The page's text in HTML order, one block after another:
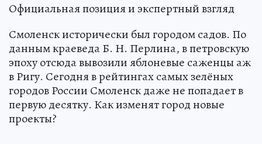
Официальная позиция и экспертный взгляд
Смоленск исторически был городом садов. По
данным краеведа Б. Н. Перлина, в петровскую
эпоху отсюда вывозили яблоневые саженцы аж
в Ригу. Сегодня в рейтингах самых зелёных
городов России Смоленск даже не попадает в
первую десятку. Как изменят город новые
проекты?